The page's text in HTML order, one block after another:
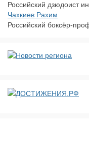
Российский дзюдоист
Чахкиев Рахим
Российский боксёр-
ДОСТИЖЕНИЯ.РФ